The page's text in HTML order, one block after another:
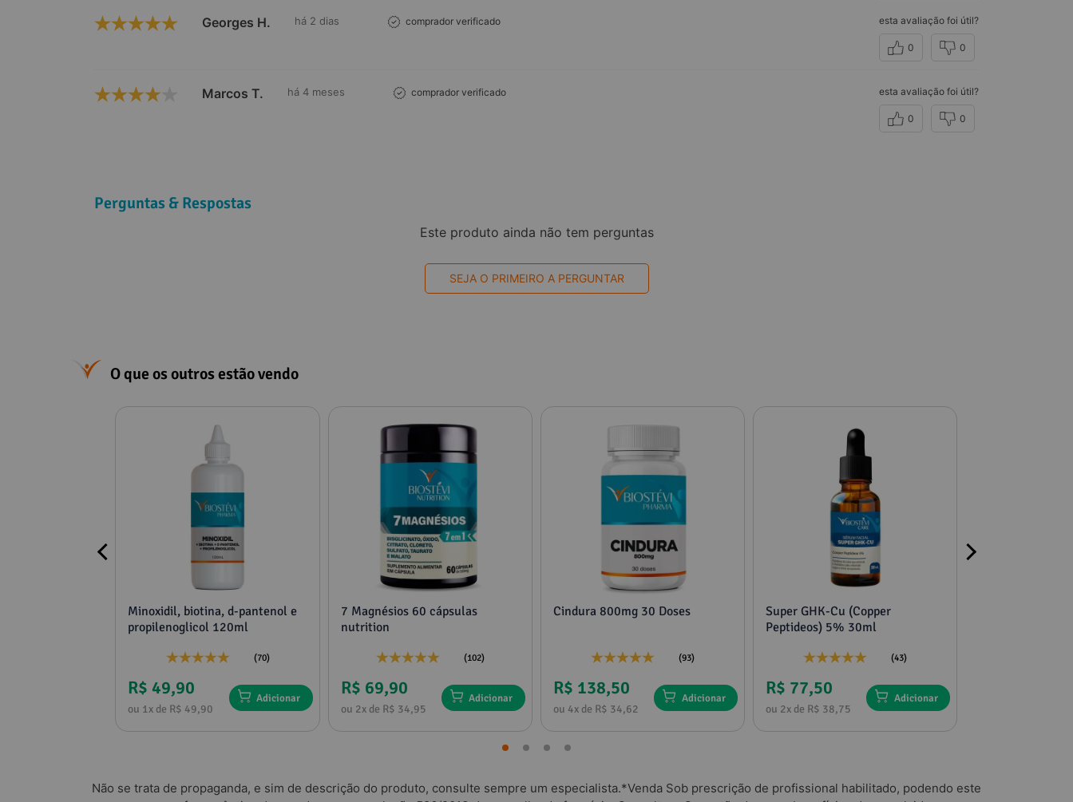
Georges H. há 2 dias comprador verificado esta avaliação foi útil?
0 0
Marcos T. há 4 meses comprador verificado esta avaliação foi útil?
0 0
Perguntas & Respostas
Este produto ainda não tem perguntas
SEJA O PRIMEIRO A PERGUNTAR
O que os outros estão vendo
Minoxidil, biotina, d-pantenol e
propilenoglicol 120ml
(70)
R$ 49,90
ou 1x de R$ 49,90
Adicionar
7 Magnésios 60 cápsulas
nutrition
(102)
R$ 69,90
ou 2x de R$ 34,95
Adicionar
Cindura 800mg 30 Doses
(93)
R$ 138,50
ou 4x de R$ 34,62
Adicionar
Super GHK-Cu (Copper
Peptideos) 5% 30ml
(43)
R$ 77,50
ou 2x de R$ 38,75
Adicionar
Não se trata de propaganda, e sim de descrição do produto, consulte sempre um especialista.*Venda Sob prescrição de profissional habilitado, podendo este